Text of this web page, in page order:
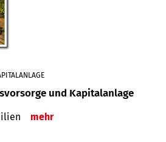
und Kapitalanlage
mehr